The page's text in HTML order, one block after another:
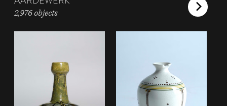
2,976 objects